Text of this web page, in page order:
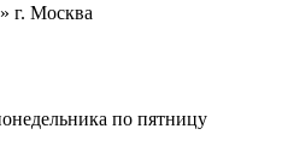
Москва
по пятницу